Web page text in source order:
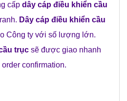
cấp dây cáp điều khiển cầu
Dây cáp điều khiển cầu
Công ty với số lượng lớn.
trục sẽ được giao nhanh
confirmation.